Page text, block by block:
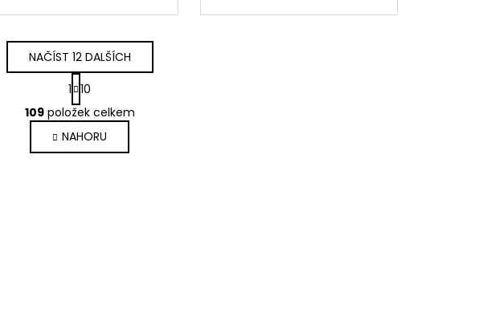
O
v
l
á
NAČÍST 12 DALŠÍCH
S
t
r
á
n
k
1 10
109položek celkem
NAHORU